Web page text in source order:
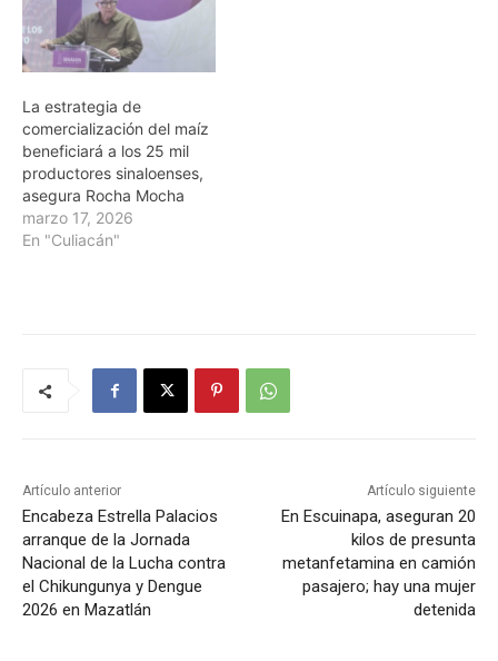
La estrategia de
comercialización del maíz
beneficiará a los 25 mil
productores sinaloenses,
asegura Rocha Mocha
marzo 17, 2026
En "Culiacán"
Artículo anterior
Encabeza Estrella Palacios
arranque de la Jornada
Nacional de la Lucha contra
el Chikungunya y Dengue
2026 en Mazatlán
Artículo siguiente
En Escuinapa, aseguran 20
kilos de presunta
metanfetamina en camión
pasajero; hay una mujer
detenida